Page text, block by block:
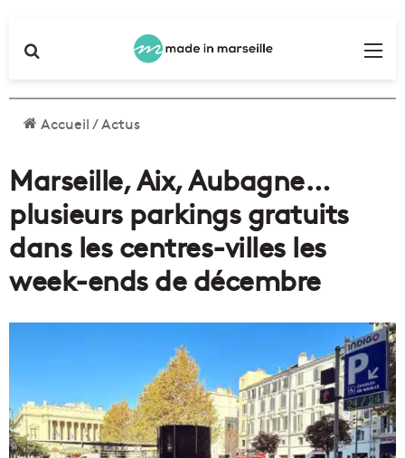
Accueil/Actus
Marseille, Aix, Aubagne…
plusieurs parkings gratuits
dans les centres-villes les
week-ends de décembre